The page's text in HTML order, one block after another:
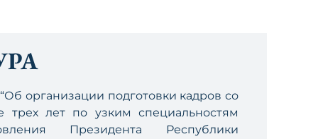
организации подготовки кадров со
лет по узким специальностям
Президента Республики